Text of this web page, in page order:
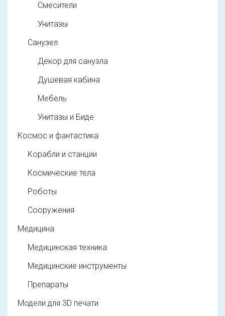
Смесители
Унитазы
Санузел
Декор для санузла
Душевая кабина
Мебель
Унитазы и Биде
Космос и фантастика
Корабли и станции
Космические тела
Роботы
Сооружения
Медицина
Медицинская техника
Медицинские инструменты
Препараты
Модели для 3D печати